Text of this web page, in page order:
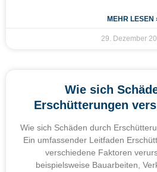
MEHR LESEN
29. Dezember
Wie sich
Erschütterungen
Wie sich Schäden durch
Ein umfassender Leitfaden
verschiedene Faktoren
beispielsweise Bauarbeiten,